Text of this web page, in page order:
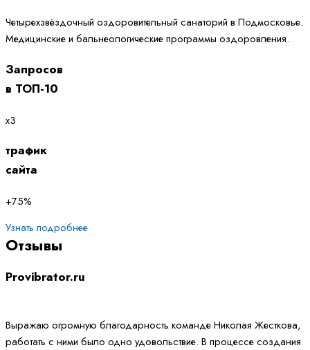
Четырехзвёздочный оздоровительный санаторий в Подмосковье.
Медицинские и бальнеологические программы оздоровления.
Запросов
в ТОП-10
х3
трафик
сайта
+75%
Узнать подробнее
Отзывы
Provibrator.ru
Выражаю огромную благодарность команде Николая Жесткова,
работать с ними было одно удовольствие. В процессе создания